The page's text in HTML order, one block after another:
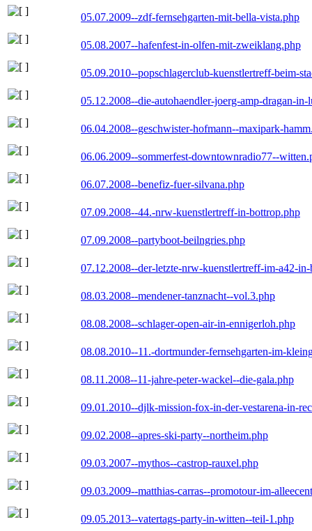
05.07.2009--zdf-fernsehgarten-mit-bella-vista.php
05.08.2007--hafenfest-in-olfen-mit-zweiklang.php
05.09.2010--popschlagerclub-kuenstlertreff-beim-
05.12.2008--die-autohaendler-joerg-amp-dragan-in-
06.04.2008--geschwister-hofmann--maxipark-
06.06.2009--sommerfest-downtownradio77--
06.07.2008--benefiz-fuer-silvana.php
07.09.2008--44.-nrw-kuenstlertreff-in-bottrop.php
07.09.2008--partyboot-beilngries.php
07.12.2008--der-letzte-nrw-kuenstlertreff-im-a42-
08.03.2008--mendener-tanznacht--vol.3.php
08.08.2008--schlager-open-air-in-ennigerloh.php
08.08.2010--11.-dortmunder-fernsehgarten-im-
08.11.2008--11-jahre-peter-wackel--die-gala.php
09.01.2010--djlk-mission-fox-in-der-vestarena-in-
09.02.2008--apres-ski-party--northeim.php
09.03.2007--mythos--castrop-rauxel.php
09.03.2009--matthias-carras--promotour-im-
09.05.2013--vatertags-party-in-witten--teil-1.php